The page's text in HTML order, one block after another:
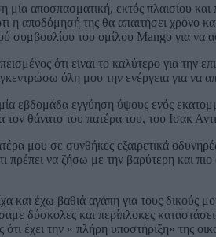
αποσπασματική, εκτός πλαισίου και
η αποδόμησή της θα απαιτήσει χρόνο
συμβουλίου του ομίλου Mango για να
ότι είναι το καλύτερο για την
όλη μου την ενέργεια για να
εβδομάδα εγγύηση ύψους ενός
θάνατο του πατέρα του, του Ισακ
μου σε συνθήκες εξαιρετικά
πρέπει να ζήσω με την βαρύτερη και
και έχω βαθιά αγάπη για τους δικούς
δύσκολες και περίπλοκες
έχει την « πλήρη υποστήριξη» της